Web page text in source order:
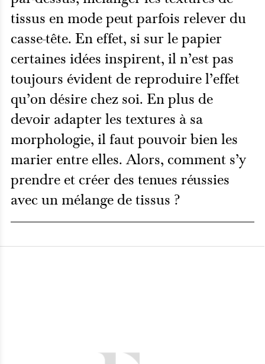
tissus en mode peut parfois relever du
casse-tête. En effet, si sur le papier
certaines idées inspirent, il n’est pas
toujours évident de reproduire l’effet
qu’on désire chez soi. En plus de
devoir adapter les textures à sa
morphologie, il faut pouvoir bien les
marier entre elles. Alors, comment s’y
prendre et créer des tenues réussies
avec un mélange de tissus ?